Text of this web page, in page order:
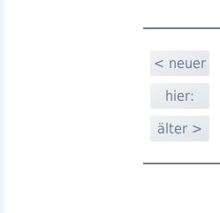
< neuer
hier:
älter >